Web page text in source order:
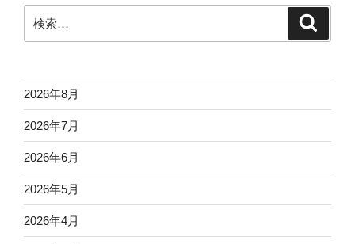
索:
2026年8月
2026年7月
2026年6月
2026年5月
2026年4月